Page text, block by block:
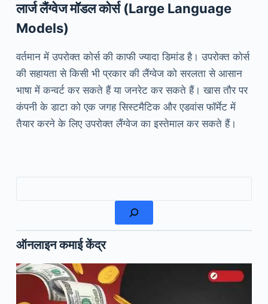
लार्ज लैंग्वेज मॉडल कोर्स(Large Language
Models)
वर्तमान में उपरोक्त कोर्स की काफी ज्यादा डिमांड है। उपरोक्त कोर्स
की सहायता से किसी भी प्रकार की लैंग्वेज को सरलता से आसान
भाषा में कन्वर्ट कर सकते हैं या जनरेट कर सकते हैं। खास तौर पर
कंपनी के डाटा को एक जगह सिस्टमैटिक और एडवांस फॉर्मेट में
तैयार करने के लिए उपरोक्त लैंग्वेज का इस्तेमाल कर सकते हैं।
ऑनलाइन कमाई केंद्र